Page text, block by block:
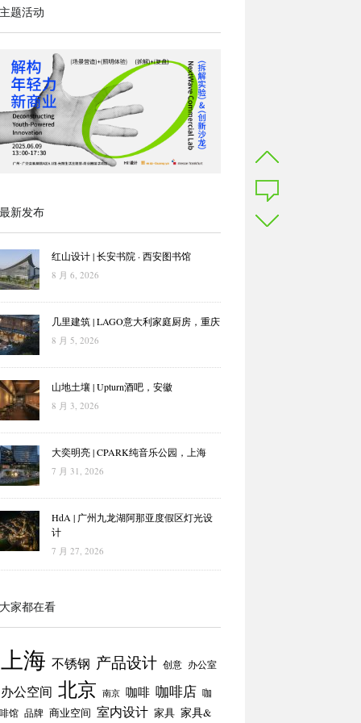
题活动
新发布
红山设计 | 长安书院 · 西安图书馆
8 月 6, 2026
几里建筑 | LAGO意大利家庭厨房，重庆
8 月 5, 2026
山地土壤 | Upturn酒吧，安徽
8 月 3, 2026
大奕明亮 | CPARK纯音乐公园，上海
7 月 31, 2026
HdA | 广州九龙湖阿那亚度假区灯光设
计
7 月 27, 2026
家都在看
上海 不锈钢 产品设计 创意 办公室
办公空间 北京 南京 咖啡 咖啡店 咖
馆 品牌 商业空间 室内设计 家具 家具&